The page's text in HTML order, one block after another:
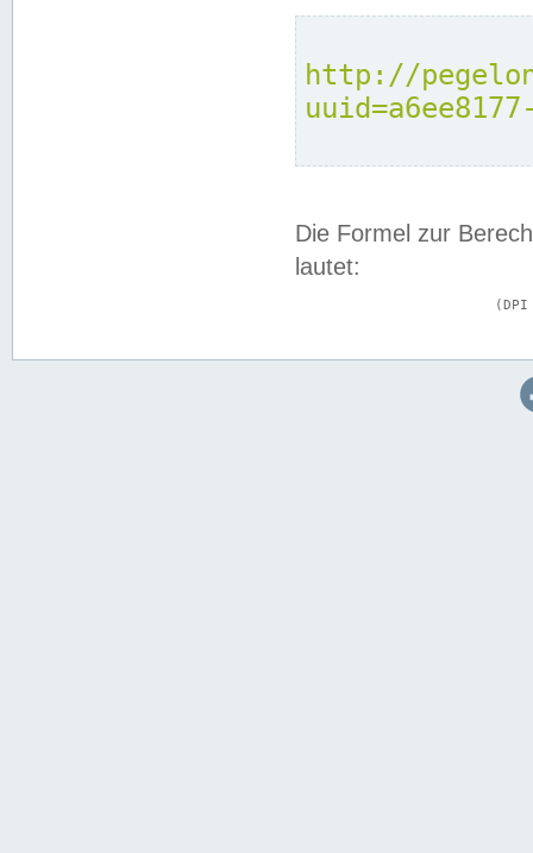
http://
Die Formel zur
lautet: